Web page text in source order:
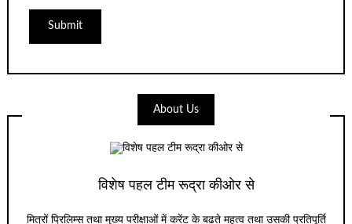
About Us
विशेष पहल टीम रूद्रा कीओर से
मित्रों प्रिलिम्स तथा मुख्य परीक्षाओं में करेंट के बढते महत्व तथा उसकी प्रतिपूर्ति